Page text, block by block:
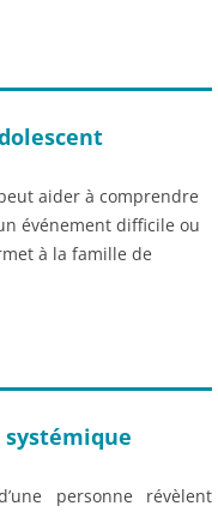
aider à comprendre
événement difficile ou
à la famille de
personne révèlent